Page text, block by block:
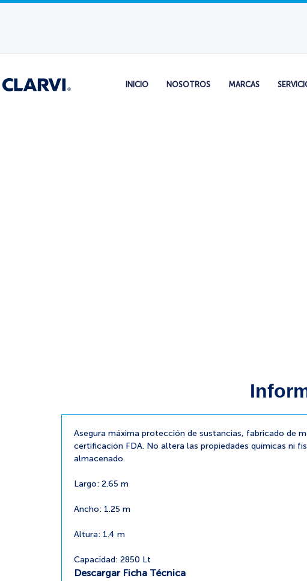
INICIO NOSOTROS MARCAS
Asegura máxima protección de sustancias, fabricado de
certificación FDA. No altera las propiedades químicas ni
almacenado.
Largo: 2.65 m
Ancho: 1.25 m
Altura: 1.4 m
Capacidad: 2850 Lt
Descargar Ficha Técnica